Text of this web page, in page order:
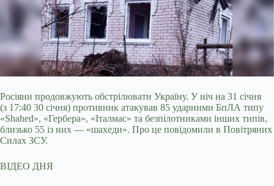
Росіяни продовжують обстрілювати Україну. У ніч на 31 січня
(з 17:40 30 січня) противник атакував 85 ударними БпЛА типу
«Shahed», «Гербера», «Італмас» та безпілотниками інших типів,
близько 55 із них — «шахеди». Про це повідомили в Повітряних
Силах ЗСУ.
ВІДЕО ДНЯ